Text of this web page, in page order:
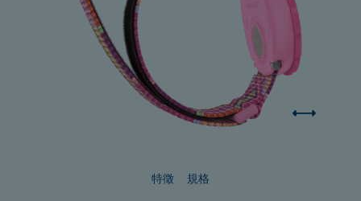
特徵 規格